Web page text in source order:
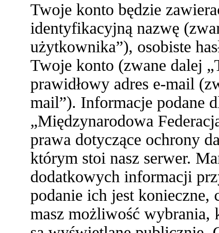
Twoje konto będzie
identyfikacyjną nazwę
użytkownika”), osobiste
Twoje konto (zwane dalej
prawidłowy adres e-mail
mail”). Informacje podane
„Międzynarodowa
prawa dotyczące ochrony
którym stoi nasz serwer.
dodatkowych informacji
podanie ich jest
masz możliwość